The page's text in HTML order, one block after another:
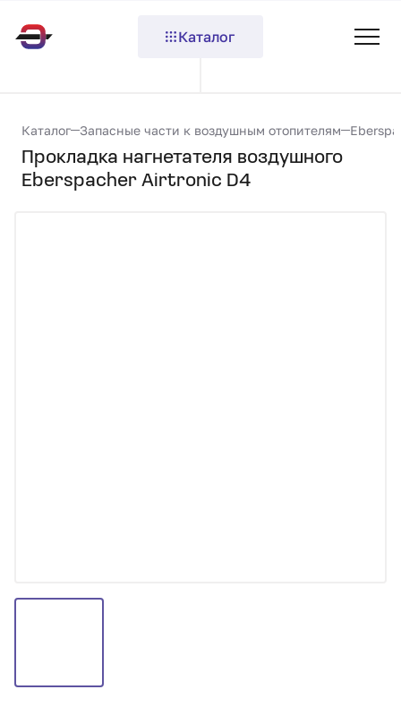
Каталог
Каталог Запасные части к воздушным отопителям
Прокладка нагнетателя воздушного
Eberspacher Airtronic D4